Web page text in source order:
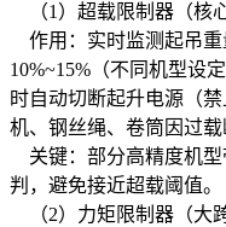
（1）超载限制器（核
作用：实时监测起吊重
10%~15%（不同机型设
时自动切断起升电源（
机、钢丝绳、卷筒因过载
关键：部分高精度机型
判，避免接近超载阈值。
（2）力矩限制器（大